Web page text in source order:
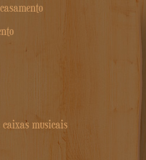
caixas musicais